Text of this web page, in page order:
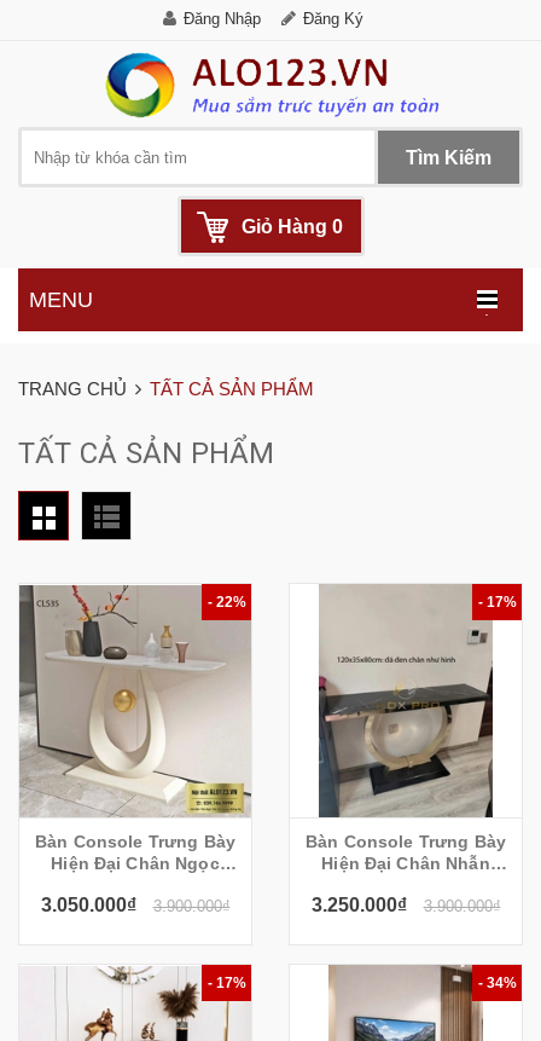
Đăng Nhập Đăng Ký
Tìm Kiếm
Giỏ Hàng 0
.
MENU
TRANG CHỦ TẤT CẢ SẢN PHẨM
TẤT CẢ SẢN PHẨM
- 22%
Bàn Console Trưng Bày
Hiện Đại Chân Ngọc
3.050.000₫ 3.900.000₫
- 17%
Bàn Console Trưng Bày
Hiện Đại Chân Nhẫn
3.250.000₫ 3.900.000₫
- 17% - 34%